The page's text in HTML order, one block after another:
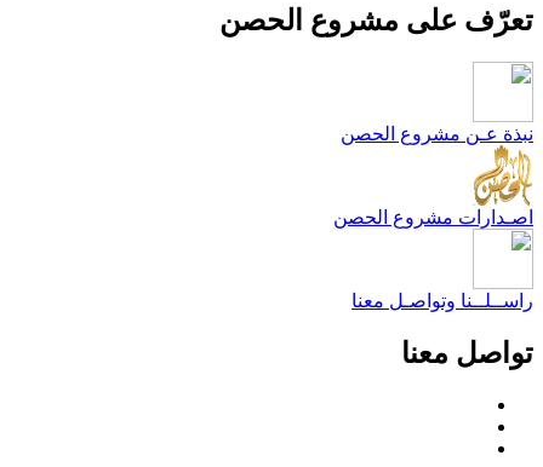
على مشروع الحصن
عـن مشروع الحصن
مشروع الحصن
وتواصـل معنا
معنا